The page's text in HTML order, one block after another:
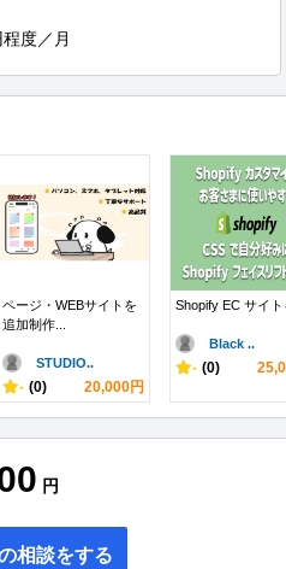
度／月
ページ・WEBサイトを
追加制作...
STUDIO..
- (0) 20,000円
Shopify EC サイト
Black ..
- (0)
円
相談をする